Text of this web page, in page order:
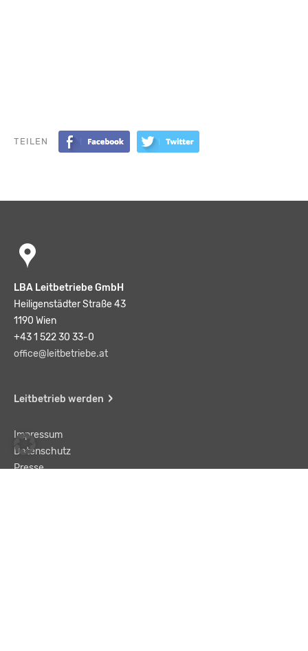
TEILEN
LBA Leitbetriebe GmbH
Heiligenstädter Straße 43
1190 Wien
+43 1 522 30 33-0
office@leitbetriebe.at
Leitbetrieb werden
Impressum
Datenschutz
Presse